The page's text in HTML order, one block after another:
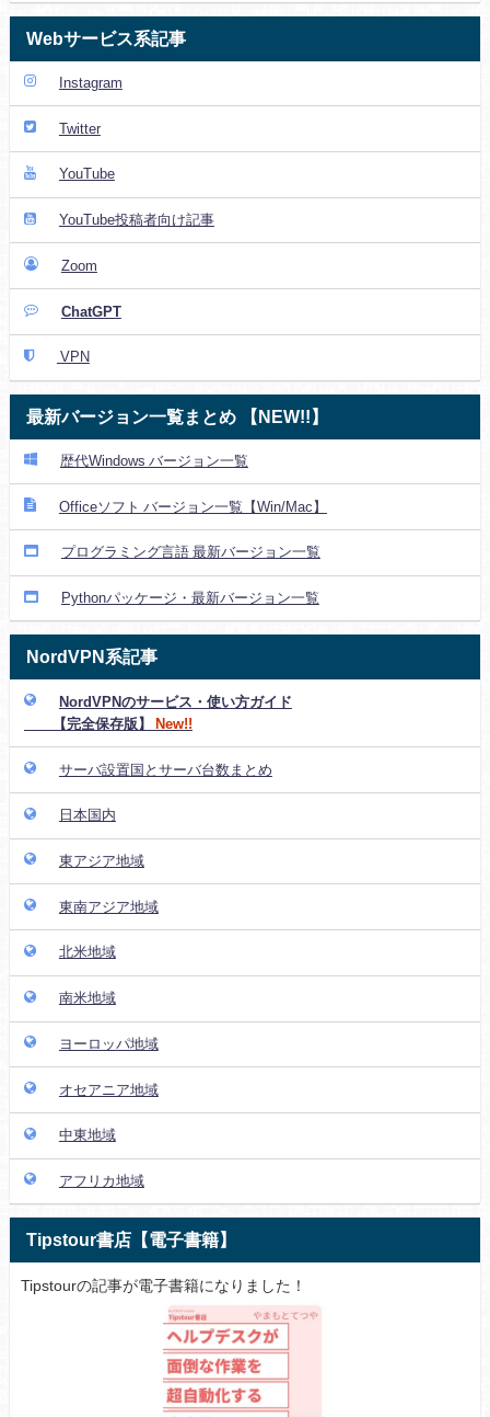
Webサービス系記事
Instagram
Twitter
YouTube
YouTube投稿者向け記事
Zoom
ChatGPT
VPN
最新バージョン一覧まとめ 【NEW!!】
歴代Windows バージョン一覧
Officeソフト バージョン一覧【Win/Mac】
プログラミング言語 最新バージョン一覧
Pythonパッケージ・最新バージョン一覧
NordVPN系記事
NordVPNのサービス・使い方ガイド
【完全保存版】
New!!
サーバ設置国とサーバ台数まとめ
日本国内
東アジア地域
東南アジア地域
北米地域
南米地域
ヨーロッパ地域
オセアニア地域
中東地域
アフリカ地域
Tipstour書店【電子書籍】
Tipstourの記事が電子書籍になりました！